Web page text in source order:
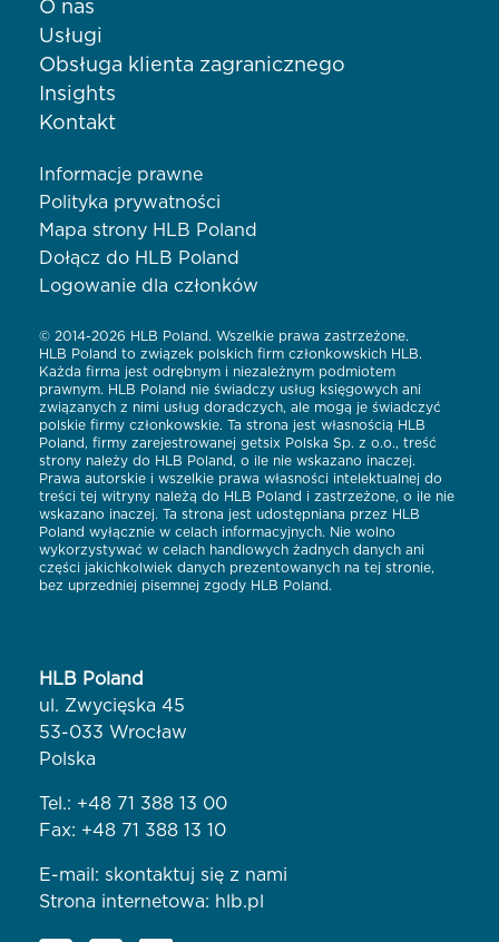
O nas
Usługi
Obsługa klienta zagranicznego
Insights
Kontakt
Informacje prawne
Polityka prywatności
Mapa strony HLB Poland
Dołącz do HLB Poland
Logowanie dla członków
© 2014-2026 HLB Poland. Wszelkie prawa zastrzeżone.
HLB Poland to związek polskich firm członkowskich HLB.
Każda firma jest odrębnym i niezależnym podmiotem
prawnym. HLB Poland nie świadczy usług księgowych ani
związanych z nimi usług doradczych, ale mogą je świadczyć
polskie firmy członkowskie. Ta strona jest własnością HLB
Poland, firmy zarejestrowanej getsix Polska Sp. z o.o., treść
strony należy do HLB Poland, o ile nie wskazano inaczej.
Prawa autorskie i wszelkie prawa własności intelektualnej do
treści tej witryny należą do HLB Poland i zastrzeżone, o ile nie
wskazano inaczej. Ta strona jest udostępniana przez HLB
Poland wyłącznie w celach informacyjnych. Nie wolno
wykorzystywać w celach handlowych żadnych danych ani
części jakichkolwiek danych prezentowanych na tej stronie,
bez uprzedniej pisemnej zgody HLB Poland.
HLB Poland
ul. Zwycięska 45
53-033 Wrocław
Polska
Tel.: +48 71 388 13 00
Fax: +48 71 388 13 10
E-mail: skontaktuj się z nami
Strona internetowa: hlb.pl